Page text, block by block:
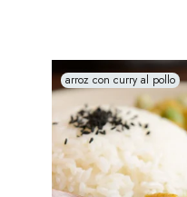
arroz con curry al pollo